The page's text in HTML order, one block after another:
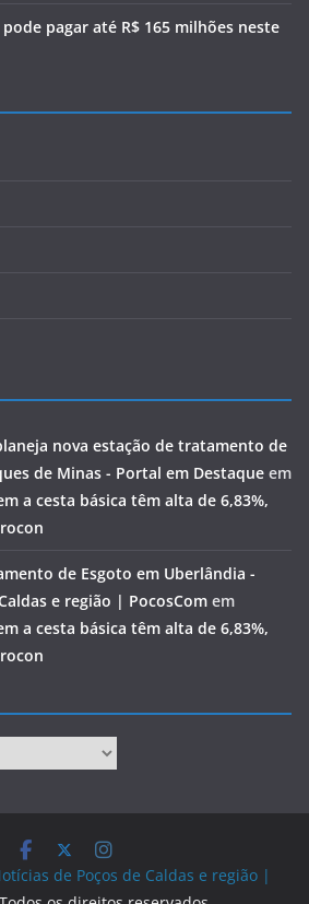
pagar até R$ 165 milhões neste
nova estação de tratamento de
de Minas - Portal em Destaque em
a cesta básica têm alta de 6,83%,
de Esgoto em Uberlândia -
e região | PocosCom em
a cesta básica têm alta de 6,83%,
de Poços de Caldas e região |